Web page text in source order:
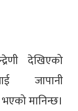
देखिएको
जापानी
मानिन्छ।